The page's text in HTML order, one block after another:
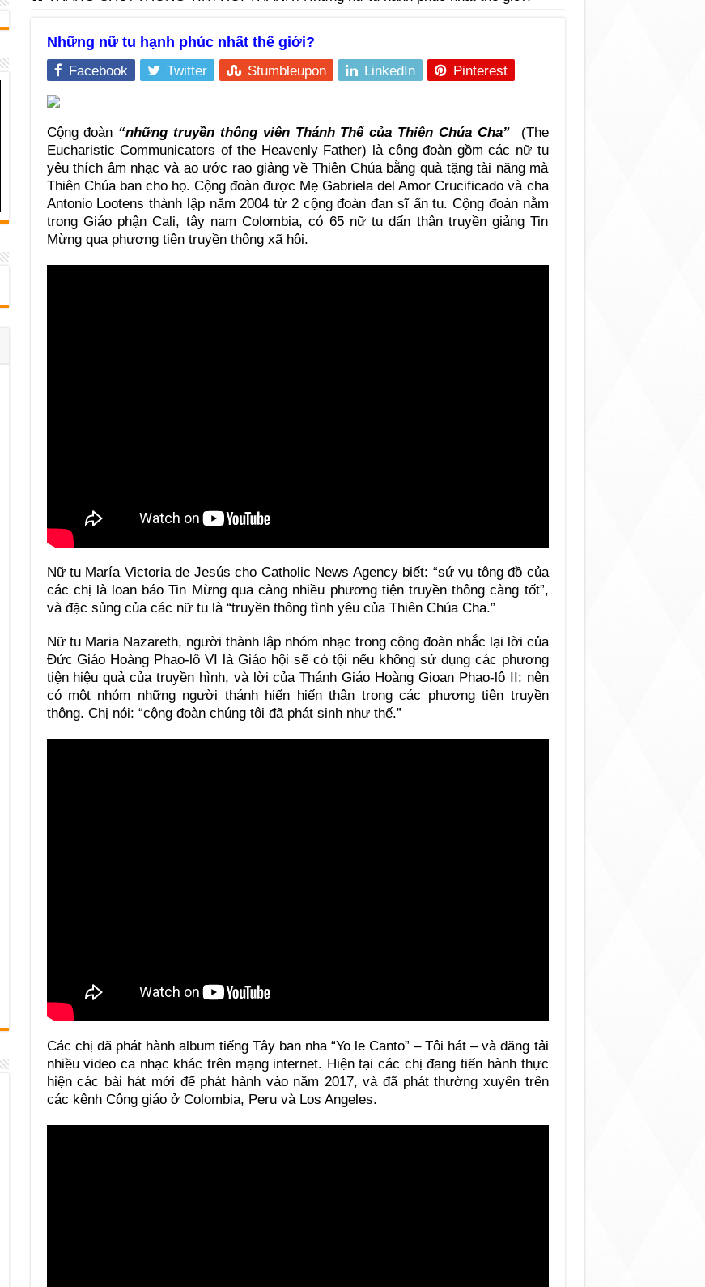
Những nữ tu hạnh phúc nhất thế giới?
Facebook Twitter Stumbleupon LinkedIn Pinterest
Cộng đoàn “những truyền thông viên Thánh Thể của Thiên Chúa Cha”(The
Eucharistic Communicators of the Heavenly Father) là cộng đoàn gồm các nữ tu
yêu thích âm nhạc và ao ước rao giảng về Thiên Chúa bằng quà tặng tài năng mà
Thiên Chúa ban cho họ. Cộng đoàn được Mẹ Gabriela del Amor Crucificado và cha
Antonio Lootens thành lập năm 2004 từ 2 cộng đoàn đan sĩ ẩn tu. Cộng đoàn nằm
trong Giáo phận Cali, tây nam Colombia, có 65 nữ tu dấn thân truyền giảng Tin
Mừng qua phương tiện truyền thông xã hội.
Nữ tu María Victoria de Jesús cho Catholic News Agency biết: “sứ vụ tông đồ của
các chị là loan báo Tin Mừng qua càng nhiều phương tiện truyền thông càng tốt”,
và đặc sủng của các nữ tu là “truyền thông tình yêu của Thiên Chúa Cha.”
Nữ tu Maria Nazareth, người thành lập nhóm nhạc trong cộng đoàn nhắc lại lời của
Đức Giáo Hoàng Phao-lô VI là Giáo hội sẽ có tội nếu không sử dụng các phương
tiện hiệu quả của truyền hình, và lời của Thánh Giáo Hoàng Gioan Phao-lô II: nên
có một nhóm những người thánh hiến hiến thân trong các phương tiện truyền
thông. Chị nói: “cộng đoàn chúng tôi đã phát sinh như thế.”
Các chị đã phát hành album tiếng Tây ban nha “Yo le Canto” – Tôi hát – và đăng tải
nhiều video ca nhạc khác trên mạng internet. Hiện tại các chị đang tiến hành thực
hiện các bài hát mới để phát hành vào năm 2017, và đã phát thường xuyên trên
các kênh Công giáo ở Colombia, Peru và Los Angeles.